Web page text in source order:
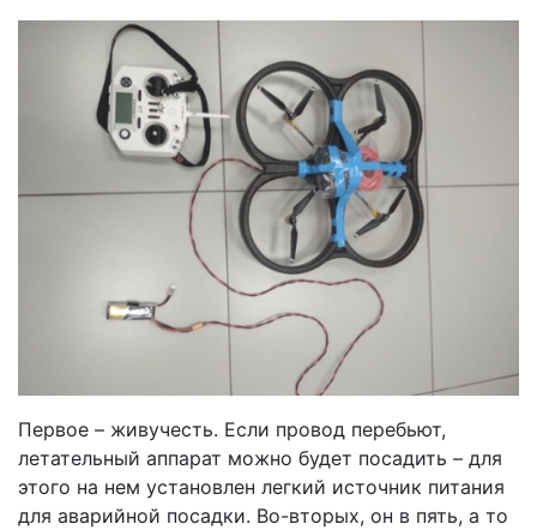
Первое – живучесть. Если провод перебьют,
летательный аппарат можно будет посадить – для
этого на нем установлен легкий источник питания
для аварийной посадки. Во-вторых, он в пять, а то